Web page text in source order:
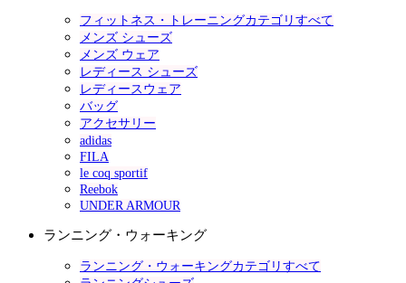
フィットネス・トレーニングカテゴリすべて
メンズ シューズ
メンズ ウェア
レディース シューズ
レディースウェア
バッグ
アクセサリー
adidas
FILA
le coq sportif
Reebok
UNDER ARMOUR
ランニング・ウォーキング
ランニング・ウォーキングカテゴリすべて